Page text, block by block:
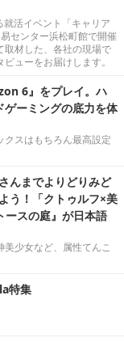
活イベント「キャリア
センター浜松町館で開催
取材した、各社の現場で
ューをお届けします。
6』をプレイ。ハ
ゲーミングの底力を体
スはもちろん最高設定
んまでよりどりみど
う！「クトゥルフ×美
ースの庭』が日本語
少女など、属性てんこ
特集